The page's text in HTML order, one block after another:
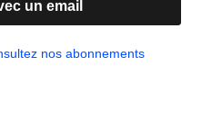
un email
nos abonnements